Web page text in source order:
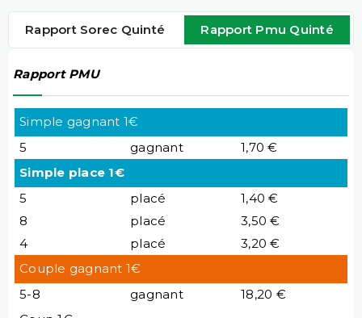
Rapport Sorec Quinté Rapport Pmu Quinté
Rapport PMU
Simple gagnant 1€
5
gagnant
1,70 €
Simple place 1€
5
placé
1,40 €
8
placé
3,50 €
4
placé
3,20 €
Couple gagnant 1€
5-8
gagnant
18,20 €